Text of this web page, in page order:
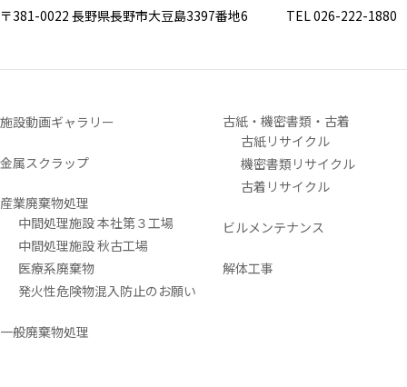
〒381-0022 長野県長野市大豆島3397番地6 TEL 026-222-1880
施設動画ギャラリー
金属スクラップ
産業廃棄物処理
中間処理施設 本社第３工場
中間処理施設 秋古工場
医療系廃棄物
発火性危険物混入防止のお願い
一般廃棄物処理
古紙・機密書類・古着
古紙リサイクル
機密書類リサイクル
古着リサイクル
ビルメンテナンス
解体工事